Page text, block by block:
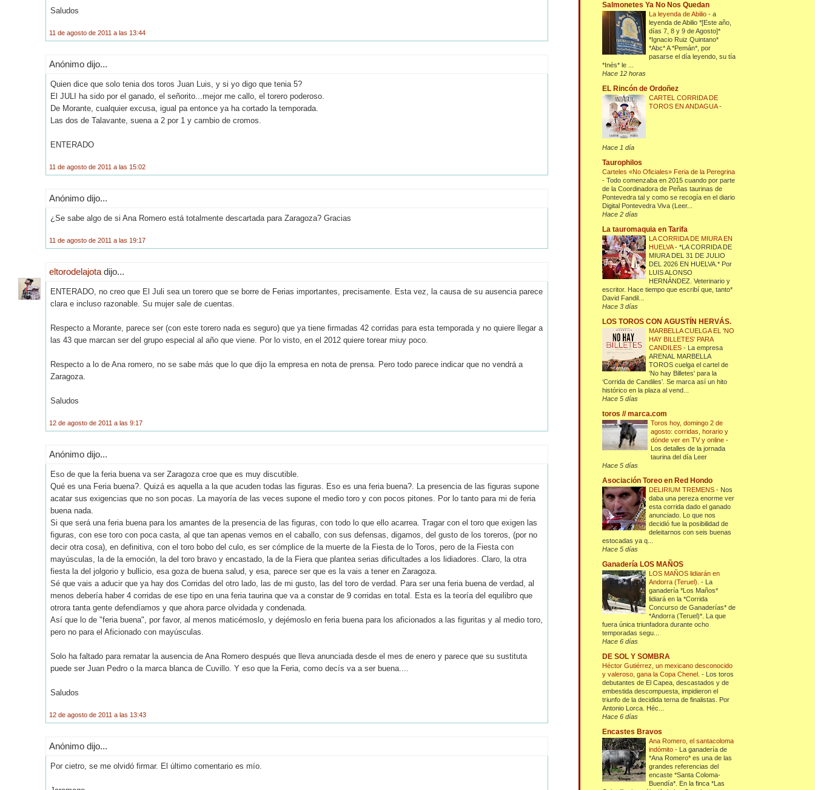
Saludos
11 de agosto de 2011 a las 13:44
Anónimo dijo...
Quien dice que solo tenia dos toros Juan Luis, y si yo digo que tenia 5?
El JULI ha sido por el ganado, el señorito...mejor me callo, el torero poderoso.
De Morante, cualquier excusa, igual pa entonce ya ha cortado la temporada.
Las dos de Talavante, suena a 2 por 1 y cambio de cromos.
ENTERADO
11 de agosto de 2011 a las 15:02
Anónimo dijo...
¿Se sabe algo de si Ana Romero está totalmente descartada para Zaragoza? Gracias
11 de agosto de 2011 a las 19:17
eltorodelajota dijo...
ENTERADO, no creo que El Juli sea un torero que se borre de Ferias importantes, precisamente. Esta vez, la causa de su ausencia parece
clara e incluso razonable. Su mujer sale de cuentas.
Respecto a Morante, parece ser (con este torero nada es seguro) que ya tiene firmadas 42 corridas para esta temporada y no quiere llegar a
las 43 que marcan ser del grupo especial al año que viene. Por lo visto, en el 2012 quiere torear miuy poco.
Respecto a lo de Ana romero, no se sabe más que lo que dijo la empresa en nota de prensa. Pero todo parece indicar que no vendrá a
Zaragoza.
Saludos
12 de agosto de 2011 a las 9:17
Anónimo dijo...
Eso de que la feria buena va ser Zaragoza croe que es muy discutible.
Qué es una Feria buena?. Quizá es aquella a la que acuden todas las figuras. Eso es una feria buena?. La presencia de las figuras supone
acatar sus exigencias que no son pocas. La mayoría de las veces supone el medio toro y con pocos pitones. Por lo tanto para mi de feria
buena nada.
Si que será una feria buena para los amantes de la presencia de las figuras, con todo lo que ello acarrea. Tragar con el toro que exigen las
figuras, con ese toro con poca casta, al que tan apenas vemos en el caballo, con sus defensas, digamos, del gusto de los toreros, (por no
decir otra cosa), en definitiva, con el toro bobo del culo, es ser cómplice de la muerte de la Fiesta de lo Toros, pero de la Fiesta con
mayúsculas, la de la emoción, la del toro bravo y encastado, la de la Fiera que plantea serias dificultades a los lidiadores. Claro, la otra
fiesta la del jolgorio y bullicio, esa goza de buena salud, y esa, parece ser que es la vais a tener en Zaragoza.
Sé que vais a aducir que ya hay dos Corridas del otro lado, las de mi gusto, las del toro de verdad. Para ser una feria buena de verdad, al
menos debería haber 4 corridas de ese tipo en una feria taurina que va a constar de 9 corridas en total. Esta es la teoría del equilibro que
otrora tanta gente defendíamos y que ahora parce olvidada y condenada.
Así que lo de "feria buena", por favor, al menos maticémoslo, y dejémoslo en feria buena para los aficionados a las figuritas y al medio toro,
pero no para el Aficionado con mayúsculas.
Solo ha faltado para rematar la ausencia de Ana Romero después que lleva anunciada desde el mes de enero y parece que su sustituta
puede ser Juan Pedro o la marca blanca de Cuvillo. Y eso que la Feria, como decís va a ser buena....
Saludos
12 de agosto de 2011 a las 13:43
Anónimo dijo...
Por cietro, se me olvidó firmar. El último comentario es mío.
Salmonetes Ya No Nos Quedan
La leyenda de Abilio-a
leyenda de Abilio *[Este año,
días 7, 8 y 9 de Agosto]*
*Ignacio Ruiz Quintano*
*Abc* A *Pemán*, por
pasarse el día leyendo, su tía
*Inés* le ...
Hace 12 horas
EL Rincón de Ordoñez
CARTEL CORRIDA DE
TOROS EN ANDAGUA-
Hace 1 día
Taurophilos
Carteles «No Oficiales» Feria de la Peregrina
-Todo comenzaba en 2015 cuando por parte
de la Coordinadora de Peñas taurinas de
Pontevedra tal y como se recogía en el diario
Digital Pontevedra Viva (Leer...
Hace 2 días
La tauromaquia en Tarifa
LA CORRIDA DE MIURA EN
HUELVA-*LA CORRIDA DE
MIURA DEL 31 DE JULIO
DEL 2026 EN HUELVA.* Por
LUIS ALONSO
HERNÁNDEZ. Veterinario y
escritor. Hace tiempo que escribí que, tanto*
David Fandil...
Hace 3 días
LOS TOROS CON AGUSTÍN HERVÁS.
MARBELLA CUELGA EL 'NO
HAY BILLETES' PARA
CANDILES- La empresa
ARENAL MARBELLA
TOROS cuelga el cartel de
'No hay Billetes' para la
‘Corrida de Candiles’. Se marca así un hito
histórico en la plaza al vend...
Hace 5 días
toros // marca.com
Toros hoy, domingo 2 de
agosto: corridas, horario y
dónde ver en TV y online-
Los detalles de la jornada
taurina del día Leer
Hace 5 días
Asociación Toreo en Red Hondo
DELIRIUM TREMENS- Nos
daba una pereza enorme ver
esta corrida dado el ganado
anunciado. Lo que nos
decidió fue la posibilidad de
deleitarnos con seis buenas
estocadas ya q...
Hace 5 días
Ganadería LOS MAÑOS
LOS MAÑOS lidiarán en
Andorra (Teruel).- La
ganadería *Los Maños*
lidiará en la *Corrida
Concurso de Ganaderías* de
*Andorra (Teruel)*. La que
fuera única triunfadora durante ocho
temporadas segu...
Hace 6 días
DE SOL Y SOMBRA
Héctor Gutiérrez, un mexicano desconocido
y valeroso, gana la Copa Chenel.- Los toros
debutantes de El Capea, descastados y de
embestida descompuesta, impidieron el
triunfo de la decidida terna de finalistas. Por
Antonio Lorca. Héc...
Hace 6 días
Encastes Bravos
Ana Romero, el santacoloma
indómito- La ganadería de
*Ana Romero* es una de las
grandes referencias del
encaste *Santa Coloma-
Buendía*. En la finca *Las